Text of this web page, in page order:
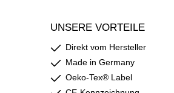
UNSERE VORTEILE
Direkt vom Hersteller
Made in Germany
Oeko-Tex® Label